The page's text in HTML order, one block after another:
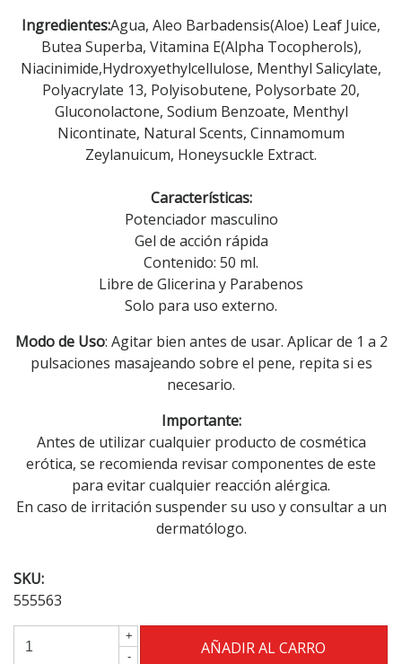
Ingredientes:Agua, Aleo Barbadensis(Aloe) Leaf Juice,
Butea Superba, Vitamina E(Alpha Tocopherols),
Niacinimide,Hydroxyethylcellulose, Menthyl Salicylate,
Polyacrylate 13, Polyisobutene, Polysorbate 20,
Gluconolactone, Sodium Benzoate, Menthyl
Nicontinate, Natural Scents, Cinnamomum
Zeylanuicum, Honeysuckle Extract.
Características:
Potenciador masculino
Gel de acción rápida
Contenido: 50 ml.
Libre de Glicerina y Parabenos
Solo para uso externo.
Modo de Uso: Agitar bien antes de usar. Aplicar de 1 a 2
pulsaciones masajeando sobre el pene, repita si es
necesario.
Importante:
Antes de utilizar cualquier producto de cosmética
erótica, se recomienda revisar componentes de este
para evitar cualquier reacción alérgica.
En caso de irritación suspender su uso y consultar a un
dermatólogo.
SKU:
555563
+
-